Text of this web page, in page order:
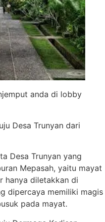
anda di lobby
Desa Trunyan dari
Desa Trunyan yang
Mepasah, yaitu mayat
hanya diletakkan di
dipercaya memiliki magis
pada mayat.